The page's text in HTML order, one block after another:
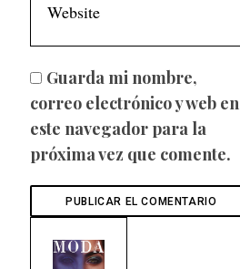
Guarda mi nombre,
correo electrónico y web en
este navegador para la
próxima vez que comente.